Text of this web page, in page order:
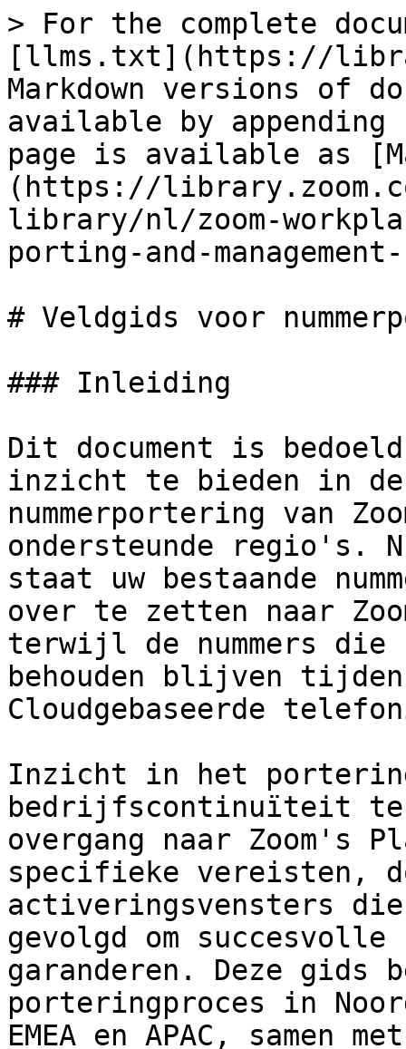
> For the complete
[llms.txt](https://
Markdown versions of
available by
page is available as
(https://
library/nl/zoom-
porting-and-
# Veldgids voor
### Inleiding
Dit document is
inzicht te bieden in de
nummerportering van
ondersteunde regio's.
staat uw bestaande
over te zetten naar
terwijl de nummers die
behouden blijven
Cloudgebaseerde
Inzicht in het
bedrijfscontinuïteit te
overgang naar Zoom's
specifieke vereisten,
activeringsvensters die
gevolgd om succesvolle
garanderen. Deze gids
porteringproces in
EMEA en APAC, samen